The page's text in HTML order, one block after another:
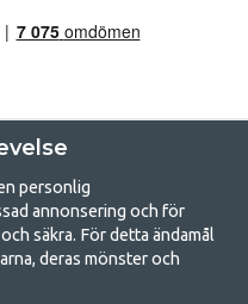
för camping
personlig
annonsering och för
säkra. För detta ändamål
deras mönster och